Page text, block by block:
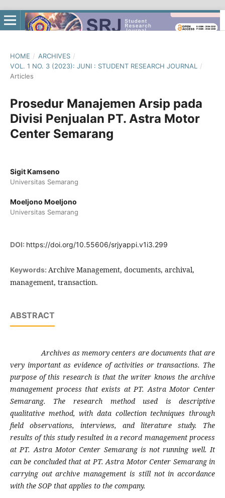
HOME / ARCHIVES /
VOL. 1 NO. 3 (2023): JUNI : STUDENT RESEARCH JOURNAL
/
Articles
Prosedur Manajemen Arsip pada
Divisi Penjualan PT. Astra Motor
Center Semarang
Sigit Kamseno
Universitas Semarang
Moeljono Moeljono
Universitas Semarang
DOI: https://doi.org/10.55606/srjyappi.v1i3.299
Keywords: Archive Management, documents, archival,
management, transaction.
ABSTRACT
Archives as memory centers are documents that are
very important as evidence of activities or transactions. The
purpose of this research is that the writer knows the archive
management process that exists at PT. Astra Motor Center
Semarang. The research method used is descriptive
qualitative method, with data collection techniques through
field observations, interviews, and literature study. The
results of this study resulted in a record management process
at PT. Astra Motor Center Semarang is not running well. It
can be concluded that at PT. Astra Motor Center Semarang in
carrying out archive management is still not in accordance
with the SOP that applies to the company.